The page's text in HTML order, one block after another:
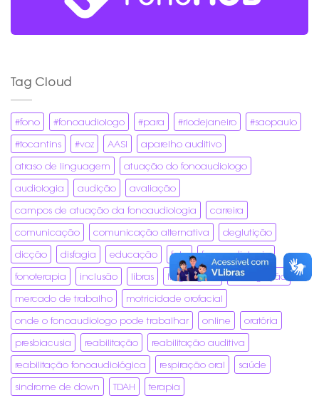
Tag Cloud
#fono #fonoaudiologo #para #riodejaneiro
#saopaulo
#tocantins
#voz AASI
aparelho auditivo
atraso de linguagem
atuação do fonoaudiologo
audiologia
audição
avaliação
campos de atuação da fonoaudiologia
carreira
comunicação
comunicação alternativa
deglutição
dicção
disfagia educação fala
fonoaudiologia
fonoterapia
inclusão libras linguagem
mastigação
mercado de trabalho
motricidade orofacial
onde o fonoaudiologo pode trabalhar
online
oratória
presbiacusia
reabilitação
reabilitação auditiva
reabilitação fonoaudiológica
respiração oral
saúde
sindrome de down
TDAH
terapia